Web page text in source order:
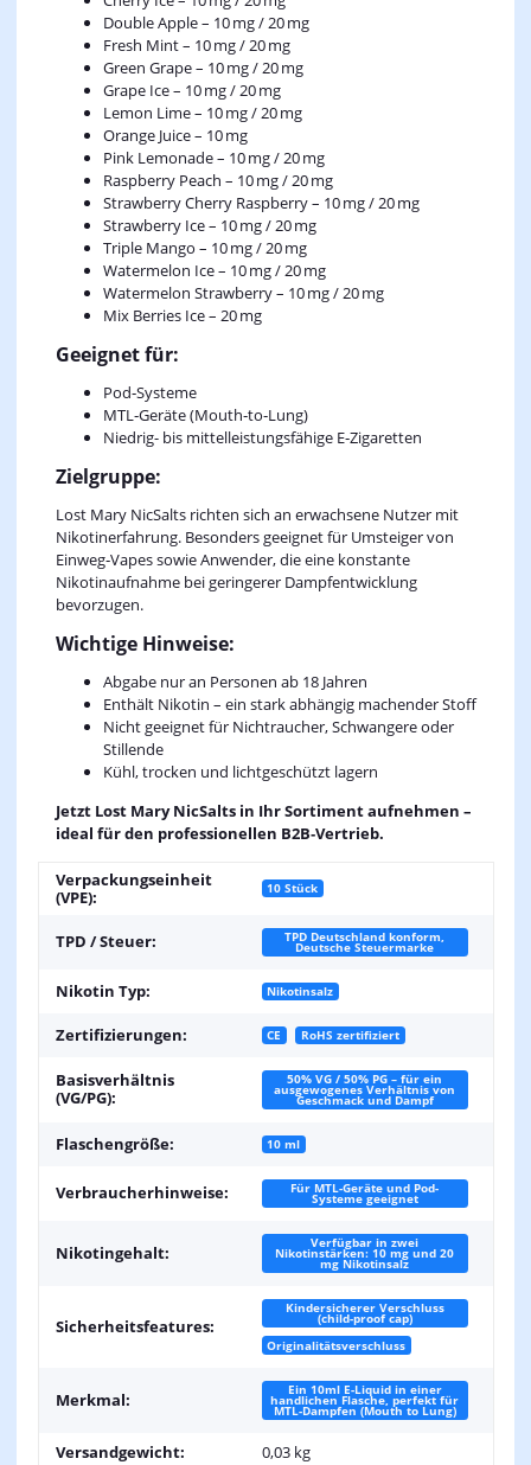
Double Apple – 10 mg / 20 mg
Fresh Mint – 10 mg / 20 mg
Green Grape – 10 mg / 20 mg
Grape Ice – 10 mg / 20 mg
Lemon Lime – 10 mg / 20 mg
Orange Juice – 10 mg
Pink Lemonade – 10 mg / 20 mg
Raspberry Peach – 10 mg / 20 mg
Strawberry Cherry Raspberry – 10 mg / 20 mg
Strawberry Ice – 10 mg / 20 mg
Triple Mango – 10 mg / 20 mg
Watermelon Ice – 10 mg / 20 mg
Watermelon Strawberry – 10 mg / 20 mg
Mix Berries Ice – 20 mg
Geeignet für:
Pod‑Systeme
MTL‑Geräte (Mouth‑to‑Lung)
Niedrig- bis mittelleistungsfähige E‑Zigaretten
Zielgruppe:
Lost Mary NicSalts richten sich an erwachsene Nutzer mit
Nikotinerfahrung. Besonders geeignet für Umsteiger von
Einweg‑Vapes sowie Anwender, die eine konstante
Nikotinaufnahme bei geringerer Dampfentwicklung
bevorzugen.
Wichtige Hinweise:
Abgabe nur an Personen ab 18 Jahren
Enthält Nikotin – ein stark abhängig machender Stoff
Nicht geeignet für Nichtraucher, Schwangere oder
Stillende
Kühl, trocken und lichtgeschützt lagern
Jetzt Lost Mary NicSalts in Ihr Sortiment aufnehmen –
ideal für den professionellen B2B‑Vertrieb.
Verpackungseinheit
(VPE):
10 Stück
TPD / Steuer: TPD Deutschland konform,
Deutsche Steuermarke
Nikotin Typ: Nikotinsalz
Zertifizierungen: CE RoHS zertifiziert
Basisverhältnis
(VG/PG):
50% VG / 50% PG – für ein
ausgewogenes Verhältnis von
Geschmack und Dampf
Flaschengröße: 10 ml
Verbraucherhinweise: Für MTL-Geräte und Pod-
Systeme geeignet
Nikotingehalt:
Verfügbar in zwei
Nikotinstärken: 10 mg und 20
mg Nikotinsalz
Sicherheitsfeatures:
Kindersicherer Verschluss
(child-proof cap)
Originalitätsverschluss
Merkmal:
Ein 10ml E-Liquid in einer
handlichen Flasche, perfekt für
MTL-Dampfen (Mouth to Lung)
Versandgewicht:
0,03 kg